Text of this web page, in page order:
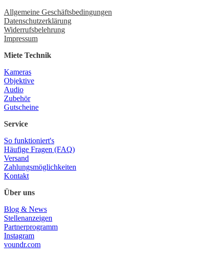
Allgemeine Geschäftsbedingungen
Datenschutzerklärung
Widerrufsbelehrung
Impressum
Miete Technik
Kameras
Objektive
Audio
Zubehör
Gutscheine
Service
So funktioniert's
Häufige Fragen (FAQ)
Versand
Zahlungsmöglichkeiten
Kontakt
Über uns
Blog & News
Stellenanzeigen
Partnerprogramm
Instagram
voundr.com